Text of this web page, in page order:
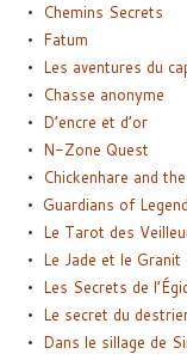
Chemins Secrets
Fatum
Les aventures du
Chasse anonyme
D’encre et d’or
N-Zone Quest
Chickenhare and
Guardians of
Le Tarot des
Le Jade et le Granit
Les Secrets de
Le secret du
Dans le sillage de